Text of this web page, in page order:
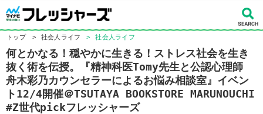
トップ > 社会人ライフ > 社会人ライフ
何とかなる！穏やかに生きる！ストレス社会を生き
抜く術を伝授。『精神科医Tomy先生と公認心理師
舟木彩乃カウンセラーによるお悩み相談室』イベン
ト12/4開催＠TSUTAYA BOOKSTORE MARUNOUCHI
#Z世代pickフレッシャーズ